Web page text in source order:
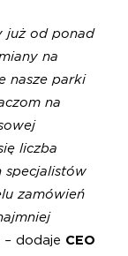
już od ponad
na
nasze parki
na
liczba
specjalistów
zamówień
– dodaje CEO